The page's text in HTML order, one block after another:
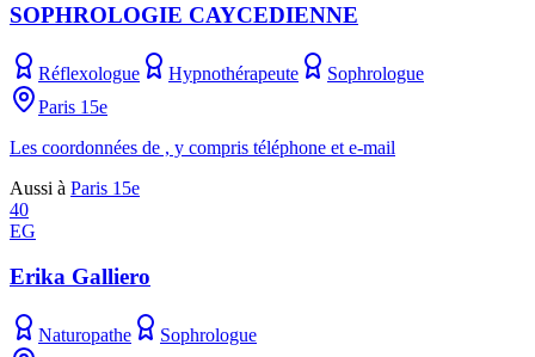
SOPHROLOGIE CAYCEDIENNE
Réflexologue Hypnothérapeute
Sophrologue
Paris 15e
Les coordonnées de , y compris téléphone et e-mail
Aussi à Paris 15e
40
EG
Erika Galliero
Naturopathe
Sophrologue